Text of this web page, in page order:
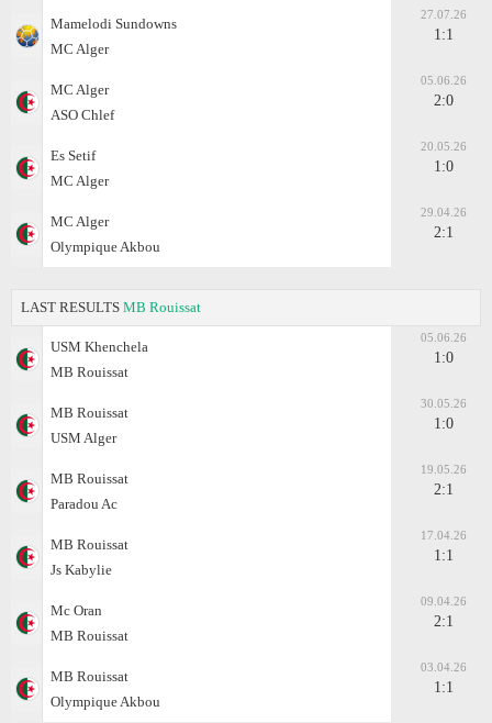
Mamelodi Sundowns
MC Alger
27.07.26
1:1
MC Alger
ASO Chlef
05.06.26
2:0
Es Setif
MC Alger
20.05.26
1:0
MC Alger
Olympique Akbou
29.04.26
2:1
LAST RESULTS MB Rouissat
USM Khenchela
MB Rouissat
05.06.26
1:0
MB Rouissat
USM Alger
30.05.26
1:0
MB Rouissat
Paradou Ac
19.05.26
2:1
MB Rouissat
Js Kabylie
17.04.26
1:1
Mc Oran
MB Rouissat
09.04.26
2:1
MB Rouissat
Olympique Akbou
03.04.26
1:1